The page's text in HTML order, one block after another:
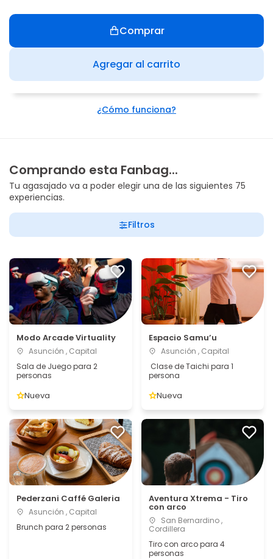
Agregar al carrito
Comprar
¿Cómo funciona?
Comprando esta Fanbag...
Tu agasajado va a poder elegir una de las siguientes 75
experiencias.
Filtros
Modo Arcade Virtuality
Asunción , Capital
Sala de Juego para 2
personas
Nueva
Espacio Samu’u
Asunción , Capital
Clase de Taichi para 1
persona
Nueva
Pederzani Caffé Galeria
Asunción , Capital
Brunch para 2 personas
Aventura Xtrema - Tiro
con arco
San Bernardino ,
Cordillera
Tiro con arco para 4
personas